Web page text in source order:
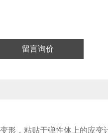
留言询价
形，粘贴于弹性体上的应变